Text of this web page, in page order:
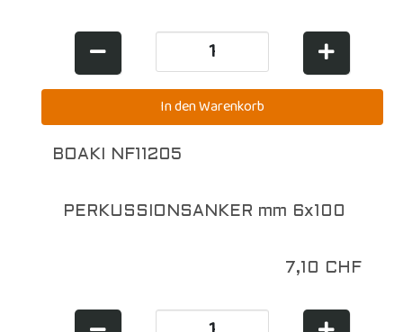
BOAKI NF11205
PERKUSSIONSANKER mm 6x100
7,10 CHF